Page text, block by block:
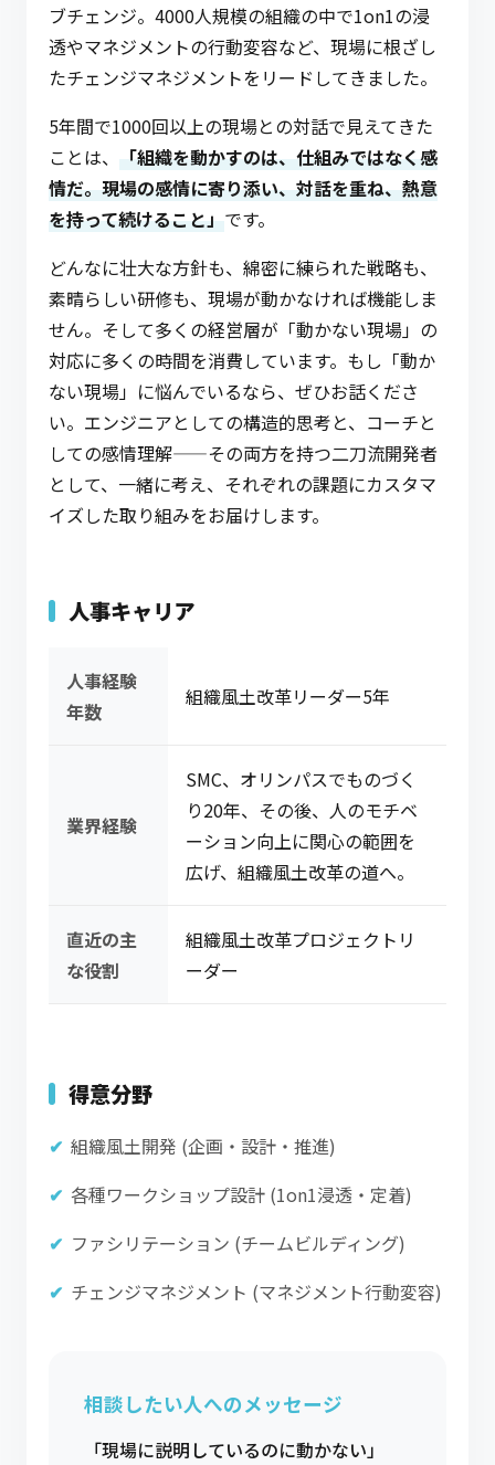
ブチェンジ。4000人規模の組織の中で1on1の浸
透やマネジメントの行動変容など、現場に根ざし
たチェンジマネジメントをリードしてきました。
5年間で1000回以上の現場との対話で見えてきた
ことは、
「組織を動かすのは、仕組みではなく感
情だ。現場の感情に寄り添い、対話を重ね、熱意
を持って続けること」 です。
どんなに壮大な方針も、綿密に練られた戦略も、
素晴らしい研修も、現場が動かなければ機能しま
せん。そして多くの経営層が「動かない現場」の
対応に多くの時間を消費しています。もし「動か
ない現場」に悩んでいるなら、ぜひお話くださ
い。エンジニアとしての構造的思考と、コーチと
しての感情理解——その両方を持つ二刀流開発者
として、一緒に考え、それぞれの課題にカスタマ
イズした取り組みをお届けします。
人事キャリア
人事経験
年数
組織風土改革リーダー5年
業界経験
SMC、オリンパスでものづく
り20年、その後、人のモチベ
ーション向上に関心の範囲を
広げ、組織風土改革の道へ。
直近の主
な役割
組織風土改革プロジェクトリ
ーダー
得意分野
組織風土開発 (企画・設計・推進)
各種ワークショップ設計 (1on1浸透・定着)
ファシリテーション (チームビルディング)
チェンジマネジメント (マネジメント行動変容)
相談したい人へのメッセージ
「現場に説明しているのに動かない」